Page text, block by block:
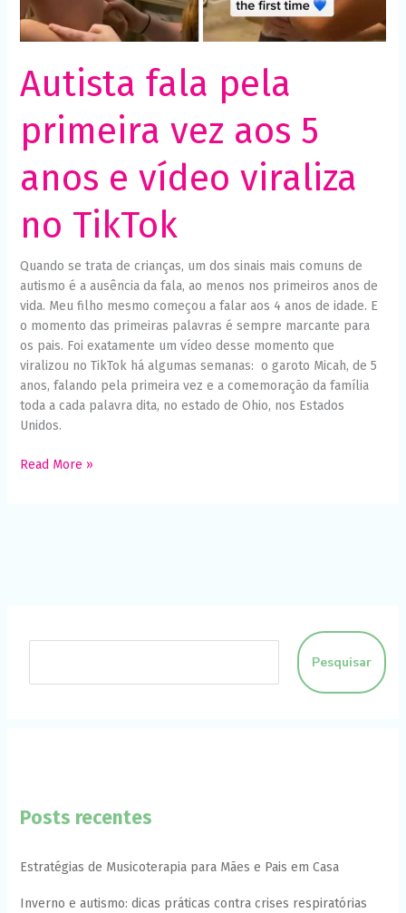
Autista fala pela
primeira vez aos 5
anos e vídeo viraliza
no TikTok
Quando se trata de crianças, um dos sinais mais comuns de
autismo é a ausência da fala, ao menos nos primeiros anos de
vida. Meu filho mesmo começou a falar aos 4 anos de idade. E
o momento das primeiras palavras é sempre marcante para
os pais. Foi exatamente um vídeo desse momento que
viralizou no TikTok há algumas semanas: o garoto Micah, de 5
anos, falando pela primeira vez e a comemoração da família
toda a cada palavra dita, no estado de Ohio, nos Estados
Unidos.
viraliza
no
TikTok
Read More »
Pesquisar
Posts recentes
Estratégias de Musicoterapia para Mães e Pais em Casa
Inverno e autismo: dicas práticas contra crises respiratórias
Necessário
Esses cookies
não são
necessários
para o
funcionamento
Estatísticas
Para que
do site, com
base em
como o site é
usado.
Experiência
Para que o
nosso site
Ao compartilhar
seus interesses
comportamento